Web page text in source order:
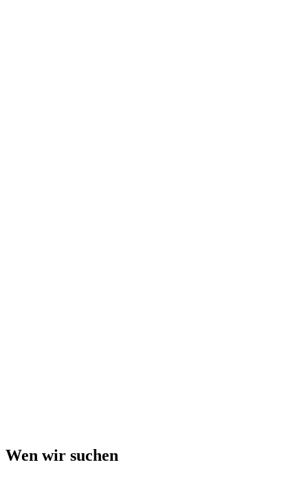
Wen wir suchen